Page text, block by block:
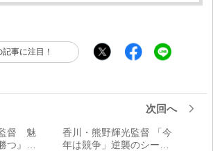
記事に注目！
督 魅
つ』
次回へ
香川・熊野輝光監督 「今
年は競争」逆襲のシーズ